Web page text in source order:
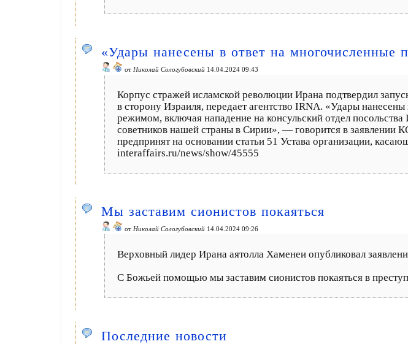
«Удары нанесены в ответ на
от Николай Сологубовский 14.04.2024 09:43
Корпус стражей исламской революции Ирана подтвердил
в сторону Израиля, передает агентство IRNA. «Удары
режимом, включая нападение на консульский отдел
советников нашей страны в Сирии», — говорится в
предпринят на основании статьи 51 Устава организации,
interaffairs.ru/news/show/45555
Мы заставим сионистов покаяться
от Николай Сологубовский 14.04.2024 09:26
Верховный лидер Ирана аятолла Хаменеи опубликовал
С Божьей помощью мы заставим сионистов покаяться в
Последние новости